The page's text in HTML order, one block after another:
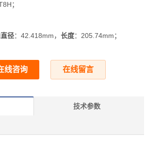
；
径：42.418mm，长度：205.74mm；
线咨询 在线留言
技术参数